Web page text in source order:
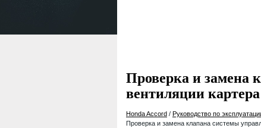
Проверка и замена
вентиляции
Honda Accord / Руководство по
Проверка и замена клапана системы